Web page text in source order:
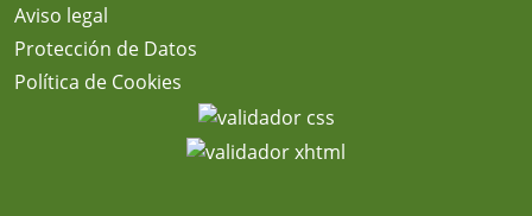
Aviso legal
Protección de Datos
Política de Cookies